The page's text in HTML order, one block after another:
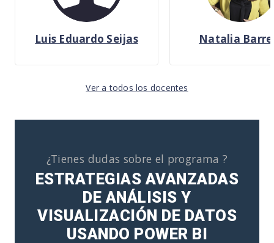
Luis Eduardo Seijas Natalia
Ver a todos los docentes
¿Tienes dudas sobre el programa ?
ESTRATEGIAS AVANZADAS
DE ANÁLISIS Y
VISUALIZACIÓN DE DATOS
USANDO POWER BI